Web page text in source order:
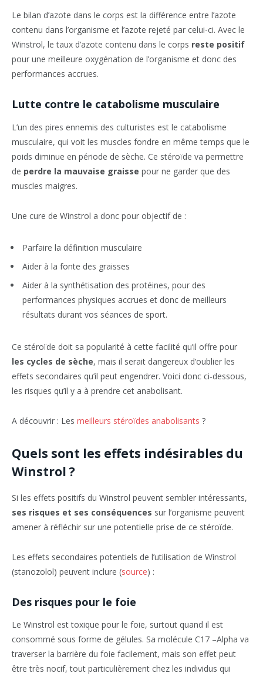
Le bilan d’azote dans le corps est la différence entre l’azote
contenu dans l’organisme et l’azote rejeté par celui-ci. Avec le
Winstrol, le taux d’azote contenu dans le corps reste positif
pour une meilleure oxygénation de l’organisme et donc des
performances accrues.
Lutte contre le catabolisme musculaire
L’un des pires ennemis des culturistes est le catabolisme
musculaire, qui voit les muscles fondre en même temps que le
poids diminue en période de sèche. Ce stéroïde va permettre
de perdre la mauvaise graisse pour ne garder que des
muscles maigres.
Une cure de Winstrol a donc pour objectif de :
Parfaire la définition musculaire
Aider à la fonte des graisses
Aider à la synthétisation des protéines, pour des
performances physiques accrues et donc de meilleurs
résultats durant vos séances de sport.
Ce stéroïde doit sa popularité à cette facilité qu’il offre pour
les cycles de sèche, mais il serait dangereux d’oublier les
effets secondaires qu’il peut engendrer. Voici donc ci-dessous,
les risques qu’il y a à prendre cet anabolisant.
A découvrir : Les meilleurs stéroïdes anabolisants ?
Quels sont les effets indésirables du
Winstrol ?
Si les effets positifs du Winstrol peuvent sembler intéressants,
ses risques et ses conséquences sur l’organisme peuvent
amener à réfléchir sur une potentielle prise de ce stéroïde.
Les effets secondaires potentiels de l’utilisation de Winstrol
(stanozolol) peuvent inclure (source) :
Des risques pour le foie
Le Winstrol est toxique pour le foie, surtout quand il est
consommé sous forme de gélules. Sa molécule C17 –Alpha va
traverser la barrière du foie facilement, mais son effet peut
être très nocif, tout particulièrement chez les individus qui